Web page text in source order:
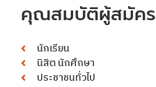
คุณสมบัติผู้สมัคร
นักเรียน
นิสิต นักศึกษา
ประชาชนทั่วไป